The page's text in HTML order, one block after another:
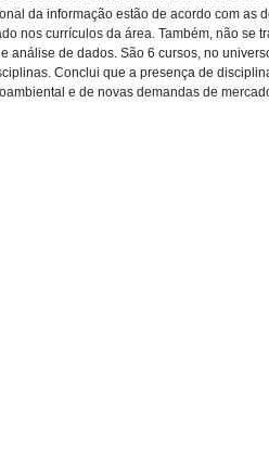
da informação estão de acordo com
nos currículos da área. Também, não se
de dados. São 6 cursos, no
Conclui que a presença de
e de novas demandas de